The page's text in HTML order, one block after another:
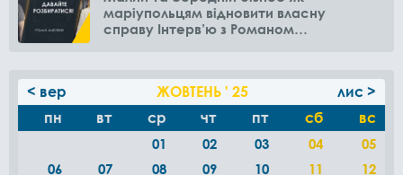
маріупольцям відновити власну
справу Інтерв’ю з Романом
< вер ЖОВТЕНЬ ' 25
лис >
пн
вт ср чт пт сб вс
01 02 03 04
05
06
07 08 09 10 11
12